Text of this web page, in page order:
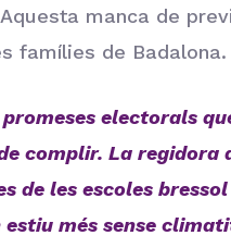
manca de
famílies de Badalona.
electorals
complir. La regidora
de les escoles
estiu més sense